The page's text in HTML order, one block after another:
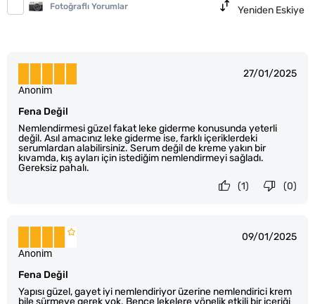
Fotoğraflı Yorumlar Yeniden Eskiye
27/01/2025
Fena Değil
Nemlendirmesi güzel fakat leke giderme konusunda yeterli
değil. Asıl amacınız leke giderme ise, farklı içeriklerdeki
serumlardan alabilirsiniz. Serum değil de kreme yakın bir
kıvamda, kış ayları için istediğim nemlendirmeyi sağladı.
Gereksiz pahalı.
Anonim
(0)
(1)
09/01/2025
Fena Değil
Yapısı güzel, gayet iyi nemlendiriyor üzerine nemlendirici krem
bile sürmeye gerek yok. Bence lekelere yönelik etkili bir içeriği
Anonim